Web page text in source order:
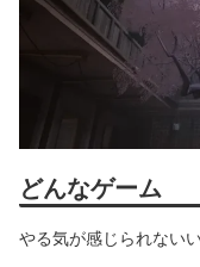
どんなゲーム
やる気が感じられない